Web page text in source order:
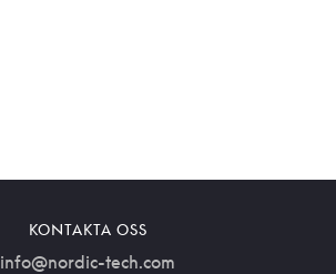
KONTAKTA OSS
info@nordic-tech.com